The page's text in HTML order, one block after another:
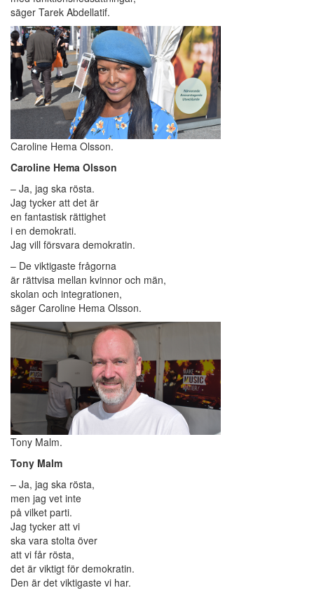
säger Tarek Abdellatif.
Caroline Hema Olsson.
Caroline Hema Olsson
– Ja, jag ska rösta.
Jag tycker att det är
en fantastisk rättighet
i en demokrati.
Jag vill försvara demokratin.
– De viktigaste frågorna
är rättvisa mellan kvinnor och män,
skolan och integrationen,
säger Caroline Hema Olsson.
Tony Malm.
Tony Malm
– Ja, jag ska rösta,
men jag vet inte
på vilket parti.
Jag tycker att vi
ska vara stolta över
att vi får rösta,
det är viktigt för demokratin.
Den är det viktigaste vi har.